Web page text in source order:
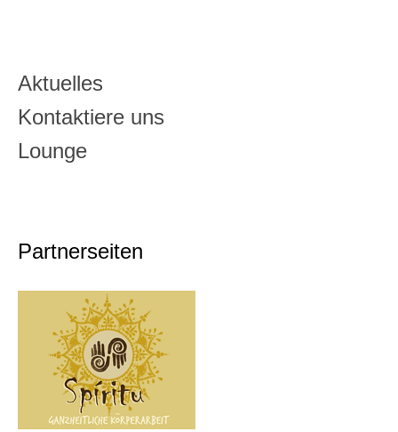
Aktuelles
Kontaktiere uns
Lounge
Partnerseiten